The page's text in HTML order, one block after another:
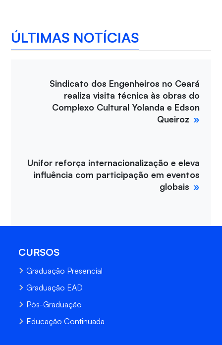
ÚLTIMAS NOTÍCIAS
Sindicato dos Engenheiros no Ceará
realiza visita técnica às obras do
Complexo Cultural Yolanda e Edson
Queiroz
Unifor reforça internacionalização e eleva
influência com participação em eventos
globais
CURSOS
Graduação Presencial
Graduação EAD
Pós-Graduação
Educação Continuada